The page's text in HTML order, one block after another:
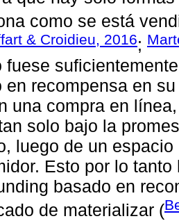
como se está
& Croidieu, 2016;
fuese
en recompensa en
una compra en
solo bajo la
luego de un
Esto por lo
basado en
de materializar (